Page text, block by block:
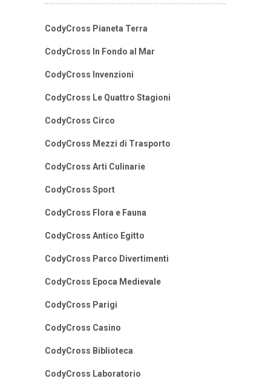
CodyCross Pianeta Terra
CodyCross In Fondo al Mar
CodyCross Invenzioni
CodyCross Le Quattro Stagioni
CodyCross Circo
CodyCross Mezzi di Trasporto
CodyCross Arti Culinarie
CodyCross Sport
CodyCross Flora e Fauna
CodyCross Antico Egitto
CodyCross Parco Divertimenti
CodyCross Epoca Medievale
CodyCross Parigi
CodyCross Casino
CodyCross Biblioteca
CodyCross Laboratorio